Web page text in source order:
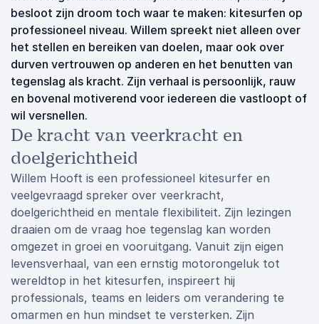
besloot zijn droom toch waar te maken: kitesurfen op
professioneel niveau. Willem spreekt niet alleen over
het stellen en bereiken van doelen, maar ook over
durven vertrouwen op anderen en het benutten van
tegenslag als kracht. Zijn verhaal is persoonlijk, rauw
en bovenal motiverend voor iedereen die vastloopt of
wil versnellen.
De kracht van veerkracht en
doelgerichtheid
Willem Hooft is een professioneel kitesurfer en
veelgevraagd spreker over veerkracht,
doelgerichtheid en mentale flexibiliteit. Zijn lezingen
draaien om de vraag hoe tegenslag kan worden
omgezet in groei en vooruitgang. Vanuit zijn eigen
levensverhaal, van een ernstig motorongeluk tot
wereldtop in het kitesurfen, inspireert hij
professionals, teams en leiders om verandering te
omarmen en hun mindset te versterken. Zijn